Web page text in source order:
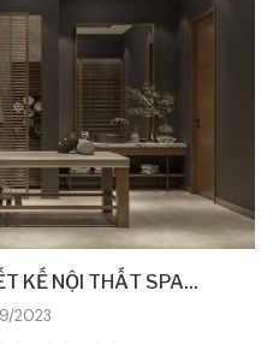
KẾ NỘI THẤT SPA...
2023